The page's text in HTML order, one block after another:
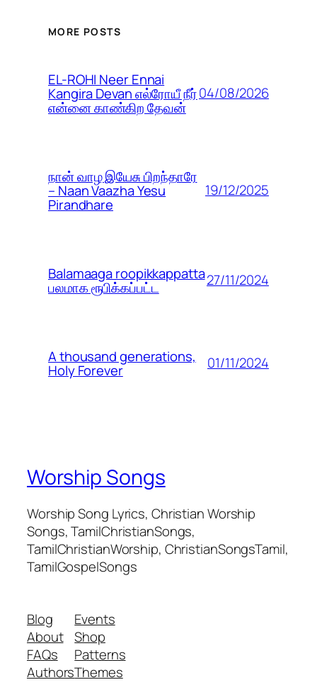
MORE POSTS
EL-ROHI Neer Ennai
Kangira Devan எல்ரோயீ நீர்
என்னை காண்கிற தேவன்
04/08/2026
நான் வாழ இயேசு பிறந்தாரே
– Naan Vaazha Yesu
Pirandhare
19/12/2025
Balamaaga roopikkappatta
பலமாக ரூபிக்கப்பட்ட 27/11/2024
A thousand generations,
Holy Forever 01/11/2024
Worship Songs
Worship Song Lyrics, Christian Worship
Songs, TamilChristianSongs,
TamilChristianWorship, ChristianSongsTamil,
TamilGospelSongs
Blog
About
FAQs
Authors
Events
Shop
Patterns
Themes